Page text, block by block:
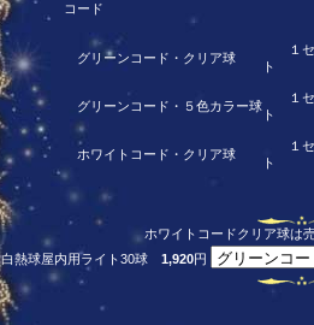
コード
グリーンコード・クリア球
１セ
ト
グリーンコード・５色カラー球
１セ
ト
ホワイトコード・クリア球
１セ
ト
ホワイトコードクリア球は
白熱球屋内用ライト30球 1,920円